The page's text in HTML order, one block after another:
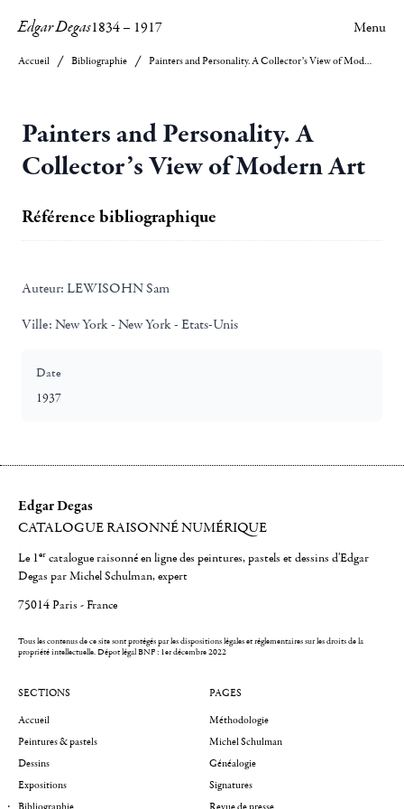
Edgar Degas1834– 1917 Menu
Accueil Bibliographie Painters and Personality. A Collector’s View of Modern Art
Painters and Personality. A
Collector’s View of Modern Art
Référence bibliographique
Auteur: LEWISOHN Sam
Ville: New York - New York - Etats-Unis
Date
1937
Edgar Degas
CATALOGUE RAISONNÉ NUMÉRIQUE
Le 1er catalogue raisonné en ligne des peintures, pastels et dessins d'Edgar
Degas par Michel Schulman, expert
75014 Paris - France
Tous les contenus de ce site sont protégés par les dispositions légales et réglementaires sur les droits de la
propriété intellectuelle.Dépot légal BNF : 1er décembre 2022
SECTIONS
Accueil
Peintures & pastels
Dessins
Expositions
PAGES
Méthodologie
Michel Schulman
Généalogie
Signatures